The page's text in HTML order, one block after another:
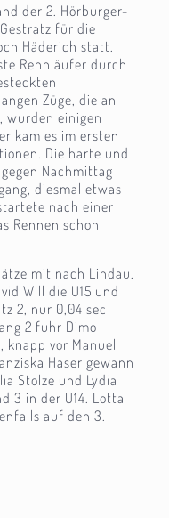
der 2. Hörburger-
für die
Häderich statt.
Rennläufer durch
Züge, die an
wurden einigen
kam es im ersten
Die harte und
Nachmittag
diesmal etwas
nach einer
Rennen schon
mit nach Lindau.
Will die U15 und
2, nur 0,04 sec
2 fuhr Dimo
knapp vor Manuel
Haser gewann
Stolze und Lydia
3 in der U14. Lotta
auf den 3.